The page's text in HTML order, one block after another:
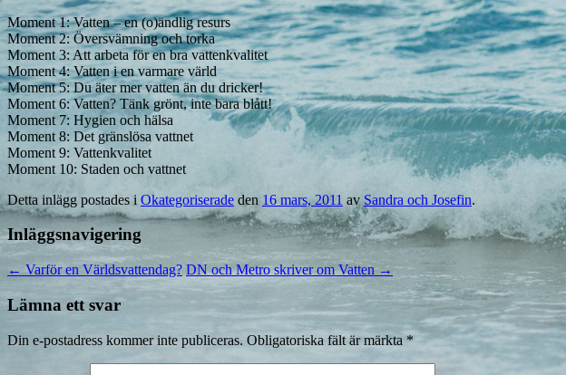
Moment 1: Vatten – en (o)ändlig resurs
Moment 2: Översvämning och torka
Moment 3: Att arbeta för en bra vattenkvalitet
Moment 4: Vatten i en varmare värld
Moment 5: Du äter mer vatten än du dricker!
Moment 6: Vatten? Tänk grönt, inte bara blått!
Moment 7: Hygien och hälsa
Moment 8: Det gränslösa vattnet
Moment 9: Vattenkvalitet
Moment 10: Staden och vattnet
Detta inlägg postades i Okategoriserade den 16 mars, 2011 av Sandra och Josefin.
Inläggsnavigering
← Varför en Världsvattendag? DN och Metro skriver om Vatten →
Lämna ett svar
Din e-postadress kommer inte publiceras. Obligatoriska fält är märkta *